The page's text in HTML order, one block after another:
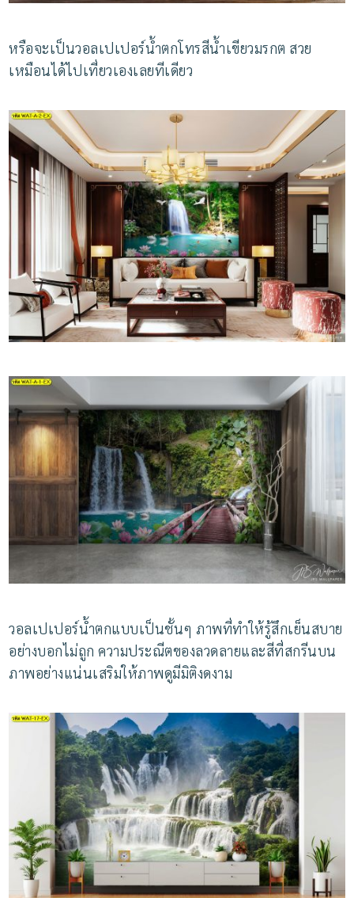
หรือจะเป็นวอลเปเปอร์น้ำตกโทรสีน้ำเขียวมรกต สวย
เหมือนได้ไปเที่ยวเองเลยทีเดียว
วอลเปเปอร์น้ำตกแบบเป็นชั้นๆ ภาพที่ทำให้รู้สึกเย็นสบาย
อย่างบอกไม่ถูก ความประณีตของลวดลายและสีที่สกรีนบน
ภาพอย่างแน่นเสริมให้ภาพดูมีมิติงดงาม